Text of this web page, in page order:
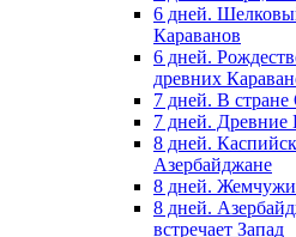
6 дней.
Караванов
6 дней.
древних
7 дней. В
7 дней. Древние
8 дней.
Азербайджане
8 дней.
8 дней.
встречает Запад